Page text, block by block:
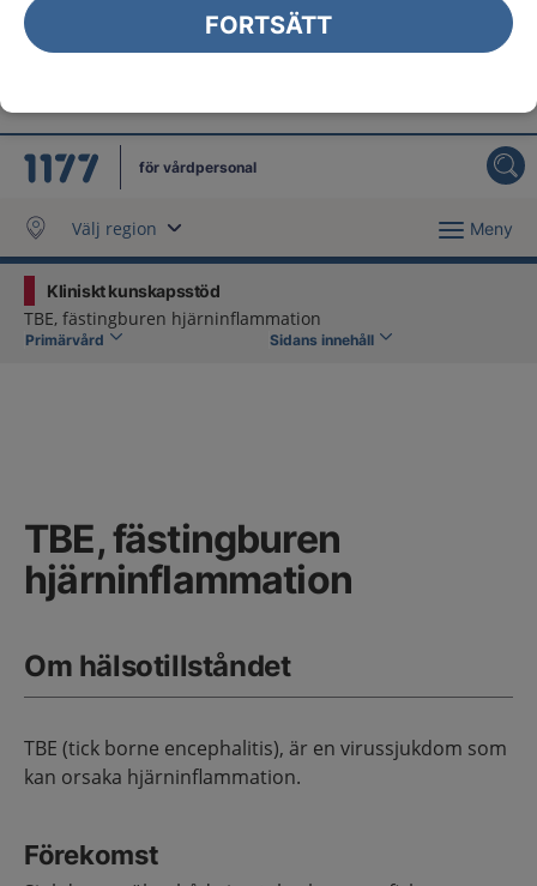
FORTSÄTT
och viktig information som gäller just din region.
för vårdpersonal
Välj region Meny
Kliniskt kunskapsstöd
TBE, fästingburen hjärninflammation
Primärvård Sidans innehåll
TBE, fästingburen
hjärninflammation
Om hälsotillståndet
TBE (tick borne encephalitis), är en virussjukdom som
kan orsaka hjärninflammation.
Förekomst